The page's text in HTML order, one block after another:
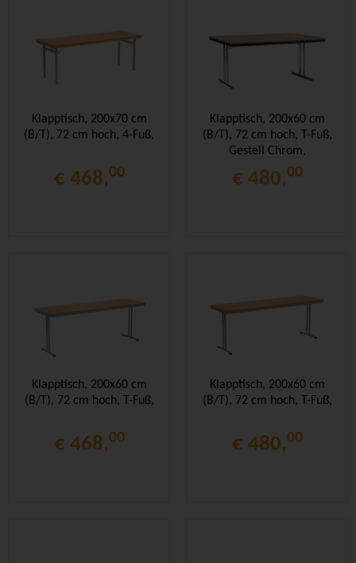
Klapptisch, 200x70 cm
(B/T), 72 cm hoch, 4-Fuß,
€ 468,00
Klapptisch, 200x60 cm
(B/T), 72 cm hoch, T-Fuß,
Gestell Chrom,
Stahlzarge,
€ 480,00
Klapptisch, 200x60 cm
(B/T), 72 cm hoch, T-Fuß,
€ 468,00
Klapptisch, 200x60 cm
(B/T), 72 cm hoch, T-Fuß,
€ 480,00